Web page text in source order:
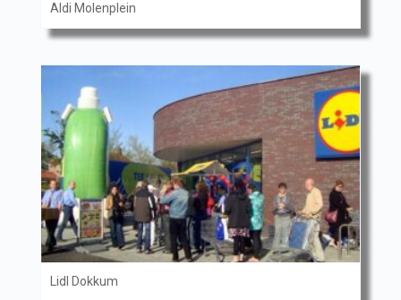
Aldi Molenplein
Lidl Dokkum